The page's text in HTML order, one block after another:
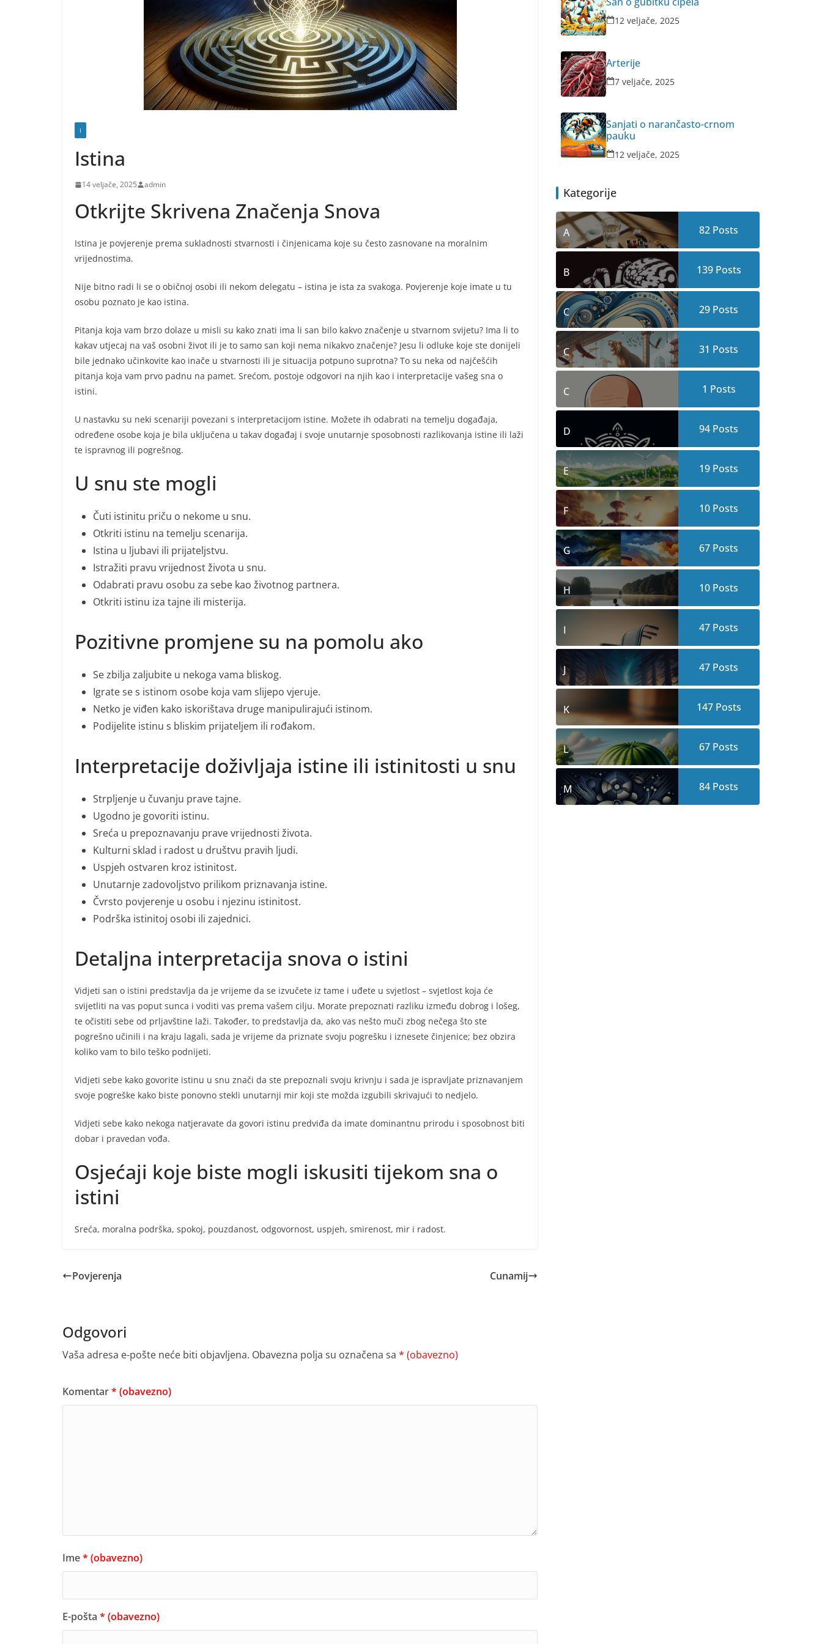
I
Istina
14 veljače, 2025 admin
Otkrijte Skrivena Značenja Snova
Istina je povjerenje prema sukladnosti stvarnosti i činjenicama koje su često zasnovane na moralnim
vrijednostima.
Nije bitno radi li se o običnoj osobi ili nekom delegatu – istina je ista za svakoga. Povjerenje koje imate u tu
osobu poznato je kao istina.
Pitanja koja vam brzo dolaze u misli su kako znati ima li san bilo kakvo značenje u stvarnom svijetu? Ima li to
kakav utjecaj na vaš osobni život ili je to samo san koji nema nikakvo značenje? Jesu li odluke koje ste donijeli
bile jednako učinkovite kao inače u stvarnosti ili je situacija potpuno suprotna? To su neka od najčešćih
pitanja koja vam prvo padnu na pamet. Srećom, postoje odgovori na njih kao i interpretacije vašeg sna o
istini.
U nastavku su neki scenariji povezani s interpretacijom istine. Možete ih odabrati na temelju događaja,
određene osobe koja je bila uključena u takav događaj i svoje unutarnje sposobnosti razlikovanja istine ili laži
te ispravnog ili pogrešnog.
U snu ste mogli
Čuti istinitu priču o nekome u snu.
Otkriti istinu na temelju scenarija.
Istina u ljubavi ili prijateljstvu.
Istražiti pravu vrijednost života u snu.
Odabrati pravu osobu za sebe kao životnog partnera.
Otkriti istinu iza tajne ili misterija.
Pozitivne promjene su na pomolu ako
Se zbilja zaljubite u nekoga vama bliskog.
Igrate se s istinom osobe koja vam slijepo vjeruje.
Netko je viđen kako iskorištava druge manipulirajući istinom.
Podijelite istinu s bliskim prijateljem ili rođakom.
Interpretacije doživljaja istine ili istinitosti u snu
Strpljenje u čuvanju prave tajne.
Ugodno je govoriti istinu.
Sreća u prepoznavanju prave vrijednosti života.
Kulturni sklad i radost u društvu pravih ljudi.
Uspjeh ostvaren kroz istinitost.
Unutarnje zadovoljstvo prilikom priznavanja istine.
Čvrsto povjerenje u osobu i njezinu istinitost.
Podrška istinitoj osobi ili zajednici.
Detaljna interpretacija snova o istini
Vidjeti san o istini predstavlja da je vrijeme da se izvučete iz tame i uđete u svjetlost – svjetlost koja će
svijetliti na vas poput sunca i voditi vas prema vašem cilju. Morate prepoznati razliku između dobrog i lošeg,
te očistiti sebe od prljavštine laži. Također, to predstavlja da, ako vas nešto muči zbog nečega što ste
pogrešno učinili i na kraju lagali, sada je vrijeme da priznate svoju pogrešku i iznesete činjenice; bez obzira
koliko vam to bilo teško podnijeti.
Vidjeti sebe kako govorite istinu u snu znači da ste prepoznali svoju krivnju i sada je ispravljate priznavanjem
svoje pogreške kako biste ponovno stekli unutarnji mir koji ste možda izgubili skrivajući to nedjelo.
Vidjeti sebe kako nekoga natjeravate da govori istinu predviđa da imate dominantnu prirodu i sposobnost biti
dobar i pravedan vođa.
Osjećaji koje biste mogli iskusiti tijekom sna o
istini
Sreća, moralna podrška, spokoj, pouzdanost, odgovornost, uspjeh, smirenost, mir i radost.
Povjerenja Cunamij
Odgovori
Vaša adresa e-pošte neće biti objavljena. Obavezna polja su označena sa * (obavezno)
Komentar* (obavezno)
Ime* (obavezno)
E-pošta * (obavezno)
12 veljače, 2025
Arterije
7 veljače, 2025
Sanjati o narančasto-crnom
pauku
12 veljače, 2025
Kategorije
A 82 Posts
B 139Posts
C 29 Posts
C 31 Posts
C 1 Posts
D 94 Posts
E 19 Posts
F 10 Posts
G 67 Posts
H 10 Posts
I 47 Posts
J 47 Posts
K 147Posts
L 67 Posts
M 84 Posts